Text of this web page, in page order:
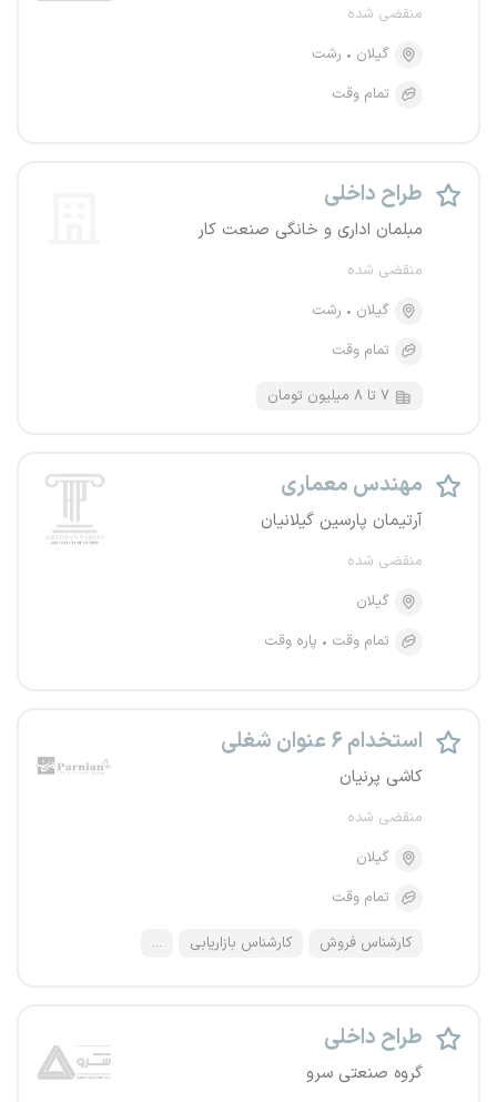
منقضی شده
گیلان
رشت
تمام وقت
طراح داخلی
مبلمان اداری و خانگی صنعت کار
منقضی شده
گیلان
رشت
تمام وقت
۷ تا ۸ میلیون تومان
مهندس معماری
آرتیمان پارسین گیلانیان
منقضی شده
گیلان
تمام وقت
پاره وقت
استخدام ۶ عنوان شغلی
کاشی پرنیان
منقضی شده
گیلان
تمام وقت
کارشناس فروش کارشناس بازاریابی ...
طراح داخلی
گروه صنعتی سرو